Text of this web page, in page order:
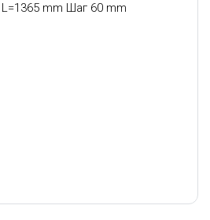
L=1365 mm Шаг 60 mm